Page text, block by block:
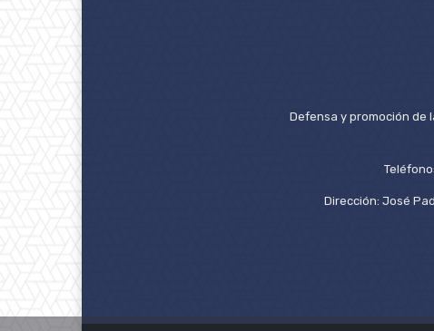
Defensa y promoción de
Dirección: José